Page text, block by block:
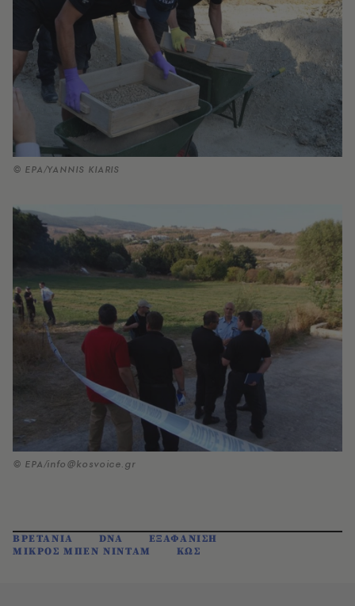
© EPA/YANNIS KIARIS
© EPA/info@kosvoice.gr
ΒΡΕΤΑΝΙΑ DNA
ΕΞΑΦΑΝΙΣΗ
ΜΙΚΡΟΣ ΜΠΕΝ ΝΙΝΤΑΜ
ΚΩΣ